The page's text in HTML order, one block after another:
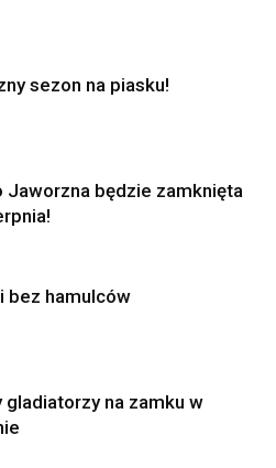
sezon na piasku!
Jaworzna będzie zamknięta
bez hamulców
gladiatorzy na zamku w